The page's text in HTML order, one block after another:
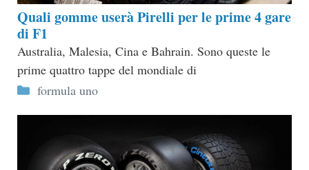
Quali gomme userà Pirelli per le prime 4 gare
di F1
Australia, Malesia, Cina e Bahrain. Sono queste le
prime quattro tappe del mondiale di
Categorie
formula uno